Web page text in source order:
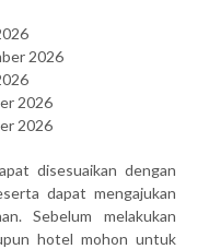
2026
2026
2026
disesuaikan dengan
dapat mengajukan
Sebelum melakukan
hotel mohon untuk